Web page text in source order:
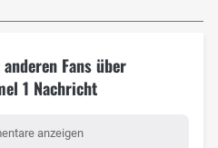
Fans über
1 Nachricht
anzeigen